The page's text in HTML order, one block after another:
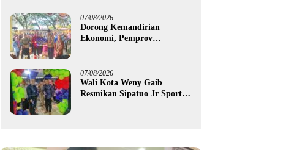
07/08/2026
Dorong Kemandirian
Ekonomi, Pemprov
untuk 395 Pelaku Usaha
07/08/2026
Wali Kota Weny Gaib
Resmikan Sipatuo Jr Sport